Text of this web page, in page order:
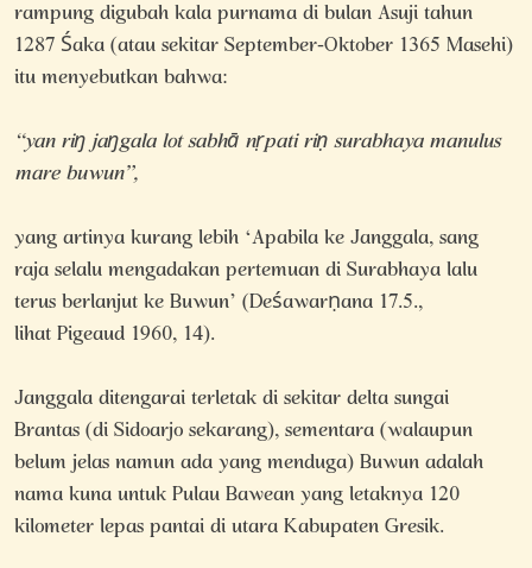
rampung digubah kala purnama dibulan Asuji tahun
1287 Śaka (atau sekitar September-Oktober 1365 Masehi)
itu menyebutkan bahwa:
“yan riŋ jaŋgala lot sabhā nṛpati riṇ surabhaya manulus
mare buwun”,
yang artinya kurang lebih ‘Apabila ke Janggala, sang
raja selalu mengadakan pertemuan di Surabhaya lalu
terus berlanjut ke Buwun’ (Deśawarṇana 17.5.,
lihatPigeaud 1960, 14).
Janggala ditengarai terletak di sekitar delta sungai
Brantas (di Sidoarjo sekarang), sementara (walaupun
belum jelas namun ada yang menduga) Buwun adalah
nama kuna untuk Pulau Bawean yang letaknya 120
kilometer lepas pantai di utara Kabupaten Gresik.